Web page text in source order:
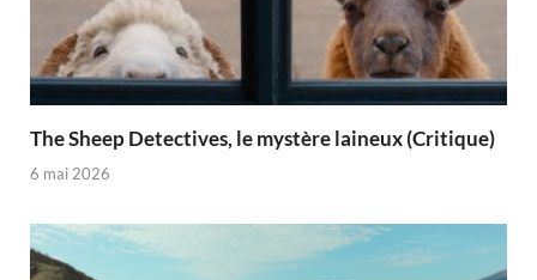
The Sheep Detectives, le mystère laineux (Critique)
6 mai 2026